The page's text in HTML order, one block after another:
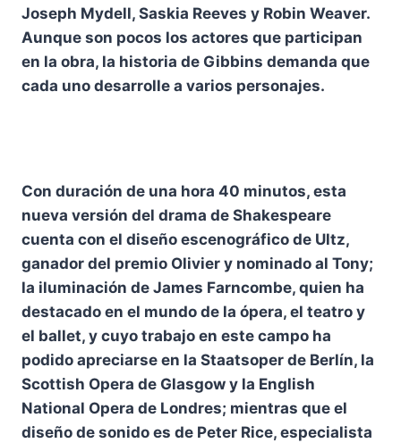
Joseph Mydell, Saskia Reeves y Robin Weaver.
Aunque son pocos los actores que participan
en la obra, la historia de Gibbins demanda que
cada uno desarrolle a varios personajes.
Con duración de una hora 40 minutos, esta
nueva versión del drama de Shakespeare
cuenta con el diseño escenográfico de Ultz,
ganador del premio Olivier y nominado al Tony;
la iluminación de James Farncombe, quien ha
destacado en el mundo de la ópera, el teatro y
el ballet, y cuyo trabajo en este campo ha
podido apreciarse en la Staatsoper de Berlín, la
Scottish Opera de Glasgow y la English
National Opera de Londres; mientras que el
diseño de sonido es de Peter Rice, especialista